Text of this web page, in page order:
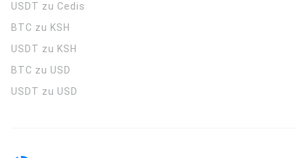
USDT zu Cedis
BTC zu KSH
USDT zu KSH
BTC zu USD
USDT zu USD